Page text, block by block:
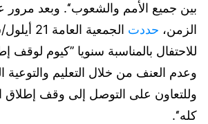
بين جميع الأمم والشعوب‘‘. وبعد
الزمن، حددت
الجمعية
للاحتفال بالمناسبة سنويا ’’كيوم لوقف
وعدم العنف من خلال التعليم والتوعية
وللتعاون على التوصل إلى وقف إطلاق
كله‘‘.